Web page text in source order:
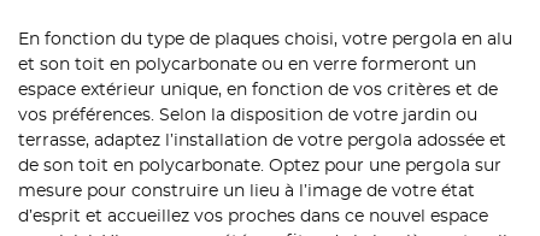
En fonction du type de plaques choisi, votre pergola en alu
et son toit en polycarbonate ou en verre formeront un
espace extérieur unique, en fonction de vos critères et de
vos préférences. Selon la disposition de votre jardin ou
terrasse, adaptez l’installation de votre pergola adossée et
de son toit en polycarbonate. Optez pour une pergola sur
mesure pour construire un lieu à l’image de votre état
d’esprit et accueillez vos proches dans ce nouvel espace